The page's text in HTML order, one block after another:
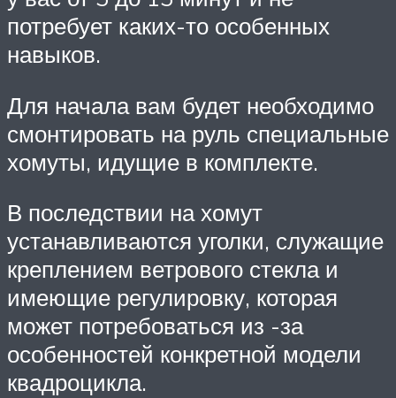
потребует каких-то особенных
навыков.
Для начала вам будет необходимо
смонтировать на руль специальные
хомуты, идущие в комплекте.
В последствии на хомут
устанавливаются уголки, служащие
креплением ветрового стекла и
имеющие регулировку, которая
может потребоваться из -за
особенностей конкретной модели
квадроцикла.